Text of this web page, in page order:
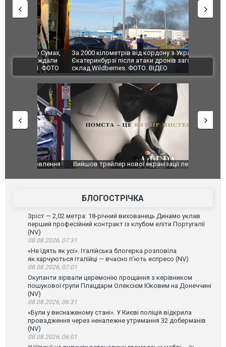
За 2000 кілометрів від кордону з Україною: в
Єкатеринбурзі після атаки дронів загорівся
склад Wildberries. ФОТО. ВІДЕО
"Мої
ВІДЕО
Вийшов трейлер нової екранізації легендарного
фільму "Афера Томаса Крауна"
БЛОГОСТРІЧКА
Зріст — 2,02 метра: 18-річний вихованець Динамо уклав
перший професійний контракт із клубом еліти Португалії
(NV)
08.08.2026, 07:31
«Не їдять як усі». Італійська блогерка розповіла
як харчуються італійці — вчасно п’ють еспресо (NV)
08.08.2026, 07:01
Окупанти зірвали церемонію прощання з керівником
пошукової групи Плацдарм Олексієм Юковим на Донеччині
(NV)
08.08.2026, 06:31
«Були у виснаженому стані». У Києві поліція відкрила
провадження через неналежне утримання 32 доберманів
(NV)
08.08.2026, 06:01